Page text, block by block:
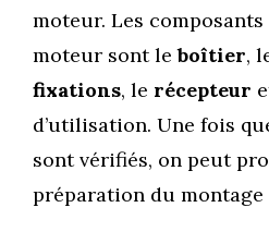
moteur. Les
moteur sont leboîtier,
fixations, le récepteur
d’utilisation. Une fois
sont vérifiés, on peut
préparation du montage